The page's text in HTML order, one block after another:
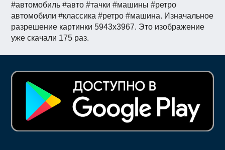
#автомобиль #авто #тачки #машины #ретро
автомобили #классика #ретро #машина. Изначальное
разрешение картинки 5943x3967. Это изображение
уже скачали 175 раз.